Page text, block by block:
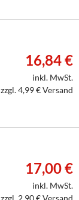
16,84 €
inkl. MwSt.
zzgl. 4,99 € Versand
17,00 €
inkl. MwSt.
zzgl. 2,90 € Versand